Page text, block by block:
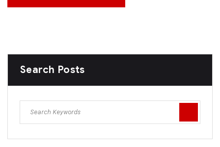
Search Posts